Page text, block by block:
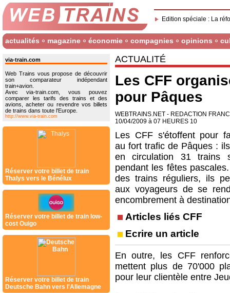
Edition spéciale : La
actualités magazine économie compagnies opinions
via-train.com
Web Trains vous propose de découvrir
son comparateur indépendant
train+avion.
Avec via-train.com, vous pouvez
comparer les tarifs des trains et des
avions, acheter ou revendre vos billets
de trains dans toute l'Europe.
http://www.via-train.com
Réserver votre billet de train
Thalys vers le Bénélux
Réserver votre billet de train low-
cost Ouigo
Réserver votre billet de train
Deutsche Bahn vers l'Allemagne
ACTUALITÉ
Les CFF
pour Pâques
WEBTRAINS.NET - REDACTION
10/04/2009 à 07 HEURES 10
Les CFF s'étoffent pour
au fort trafic de Pâques :
en circulation 31 trains
pendant les fêtes
des trains réguliers, ils
aux voyageurs de se
encombrement à
Articles liés CFF
Ecrire un article
En outre, les CFF
mettent plus de 70'000
pour leur clientèle entre